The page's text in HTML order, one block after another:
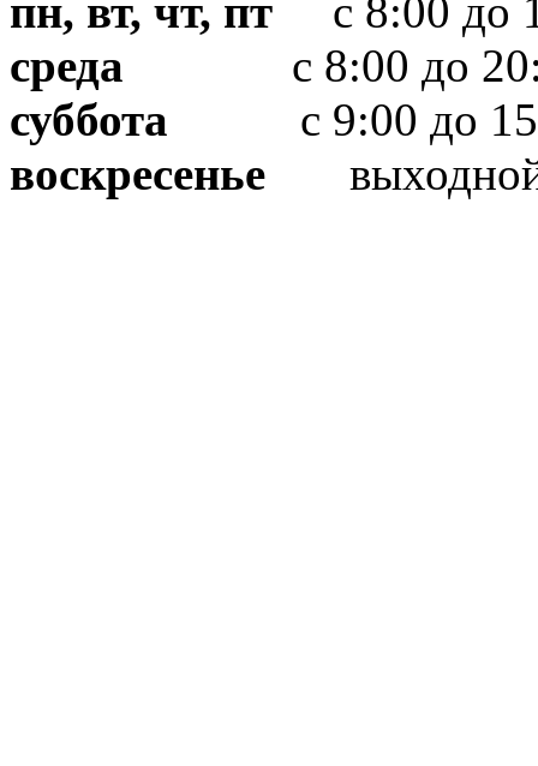
пн, вт, чт, пт с 8:00 до
среда с 8:00 до
суббота с 9:00 до
воскресенье